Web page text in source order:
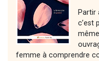
Partir
c’est
femme à comprendre